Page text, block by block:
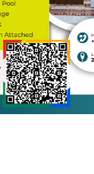
फ्यान रहेको
गर्र्नुभयो ।